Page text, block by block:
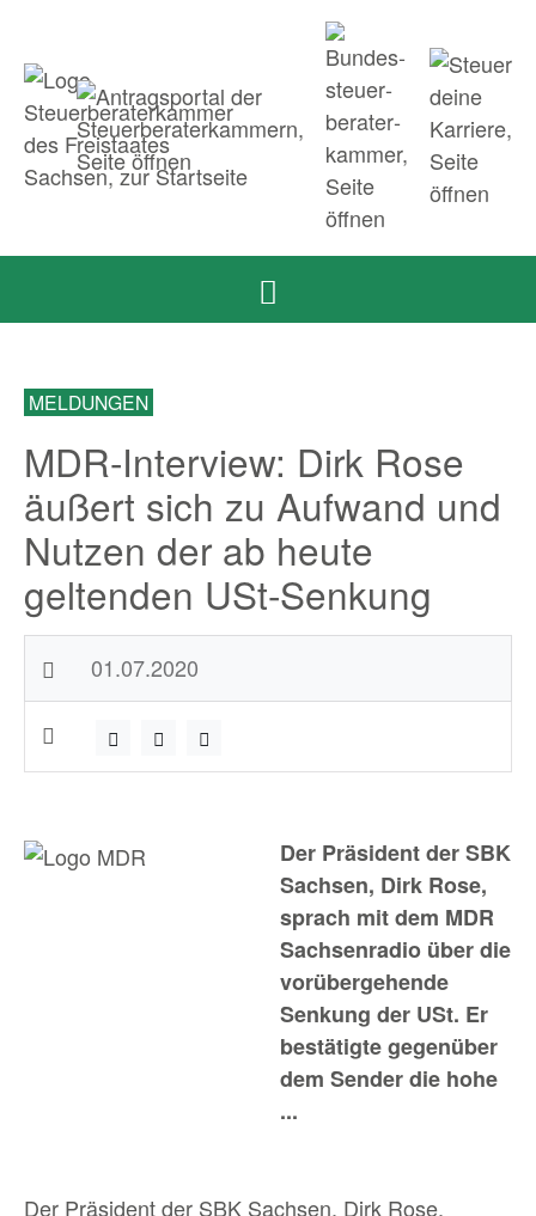
Zum Fußbereich und Kontakt springen
MELDUNGEN
MDR-Interview: Dirk Rose
äußert sich zu Aufwand und
Nutzen der ab heute
geltenden USt-Senkung
01.07.2020
Der Präsident der SBK
Sachsen, Dirk Rose,
sprach mit dem MDR
Sachsenradio über die
vorübergehende
Senkung der USt. Er
bestätigte gegenüber
dem Sender die hohe
...
Der Präsident der SBK Sachsen, Dirk Rose,